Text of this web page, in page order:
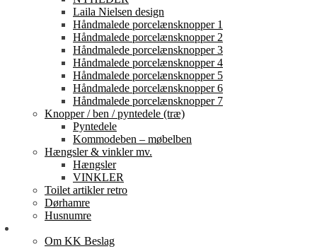
Laila Nielsen design
Håndmalede porcelænsknopper 1
Håndmalede porcelænsknopper 2
Håndmalede porcelænsknopper 3
Håndmalede porcelænsknopper 4
Håndmalede porcelænsknopper 5
Håndmalede porcelænsknopper 6
Håndmalede porcelænsknopper 7
Knopper / ben / pyntedele (træ)
Pyntedele
Kommodeben – møbelben
Hængsler & vinkler mv.
Hængsler
VINKLER
Toilet artikler retro
Dørhamre
Husnumre
Om KK Beslag